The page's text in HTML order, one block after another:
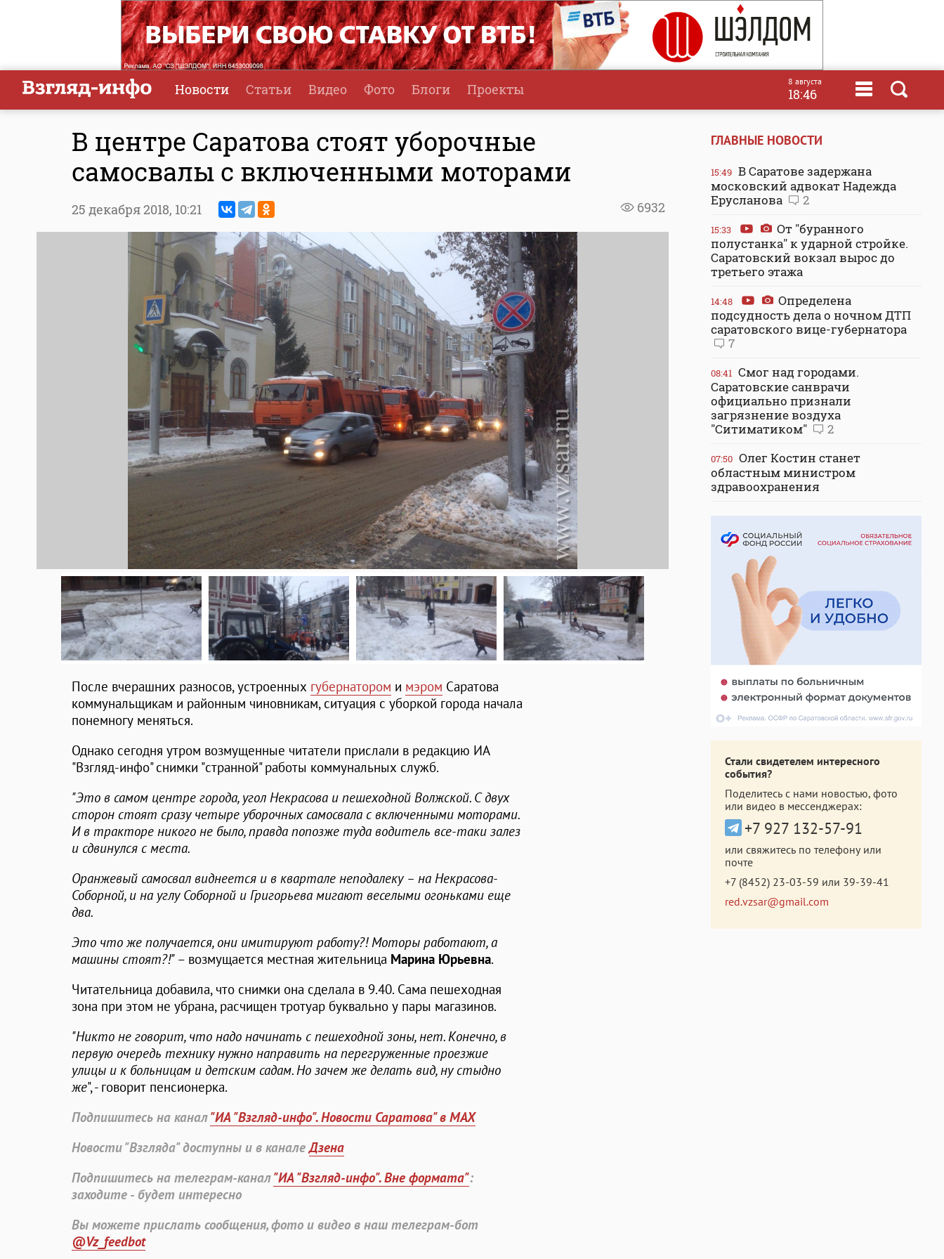
Новости Статьи Видео Фото Блоги Проекты 8 августа
18:46
В центре Саратова стоят уборочные
самосвалы с включенными моторами
6932
25 декабря 2018, 10:21
После вчерашних разносов, устроенных губернатором и мэром Саратова
коммунальщикам и районным чиновникам, ситуация с уборкой города начала
понемногу меняться.
Однако сегодня утром возмущенные читатели прислали в редакцию ИА
"Взгляд-инфо" снимки "странной" работы коммунальных служб.
"Это в самом центре города, угол Некрасова и пешеходной Волжской. С двух
сторон стоят сразу четыре уборочных самосвала с включенными моторами.
И в тракторе никого не было, правда попозже туда водитель все-таки залез
и сдвинулся с места.
Оранжевый самосвал виднеется и в квартале неподалеку – на Некрасова-
Соборной, и на углу Соборной и Григорьева мигают веселыми огоньками еще
два.
Это что же получается, они имитируют работу?! Моторы работают, а
машины стоят?!" – возмущается местная жительница Марина Юрьевна.
Читательница добавила, что снимки она сделала в 9.40. Сама пешеходная
зона при этом не убрана, расчищен тротуар буквально у пары магазинов.
"Никто не говорит, что надо начинать с пешеходной зоны, нет. Конечно, в
первую очередь технику нужно направить на перегруженные проезжие
улицы и к больницам и детским садам. Но зачем же делать вид, ну стыдно
же", - говорит пенсионерка.
Подпишитесь на канал"ИА "Взгляд-инфо". Новости Саратова" в MAX
Новости "Взгляда" доступны и в каналеДзена
Подпишитесь на телеграм-канал"ИА "Взгляд-инфо". Вне формата":
заходите - будет интересно
Вы можете прислать сообщения, фото и видео в наш телеграм-бот
@Vz_feedbot
ГЛАВНЫЕ НОВОСТИ
15:49 В Саратове задержана
московский адвокат Надежда
Ерусланова
2
15:33
От "буранного
полустанка" к ударной стройке.
Саратовский вокзал вырос до
третьего этажа
14:48
Определена
подсудность дела о ночном ДТП
саратовского вице-губернатора
7
08:41 Смог над городами.
Саратовские санврачи
официально признали
загрязнение воздуха
"Ситиматиком"
2
07:50 Олег Костин станет
областным министром
здравоохранения
Стали свидетелем интересного
события?
Поделитесь с нами новостью, фото
или видео в мессенджерах:
+7 927 132-57-91
или свяжитесь по телефону или
почте
+7 (8452) 23-03-59 или 39-39-41
red.vzsar@gmail.com